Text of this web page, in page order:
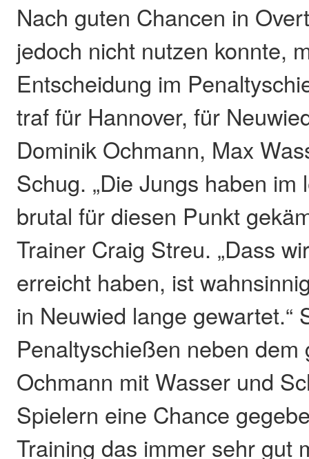
Nach guten Chancen in
jedoch nicht nutzen konnte,
Entscheidung im
traf für Hannover, für
Dominik Ochmann, Max
Schug. „Die Jungs haben im
brutal für diesen Punkt
Trainer Craig Streu. „Dass
erreicht haben, ist
in Neuwied lange gewartet.“
Penaltyschießen neben dem
Ochmann mit Wasser und
Spielern eine Chance
Training das immer sehr gut